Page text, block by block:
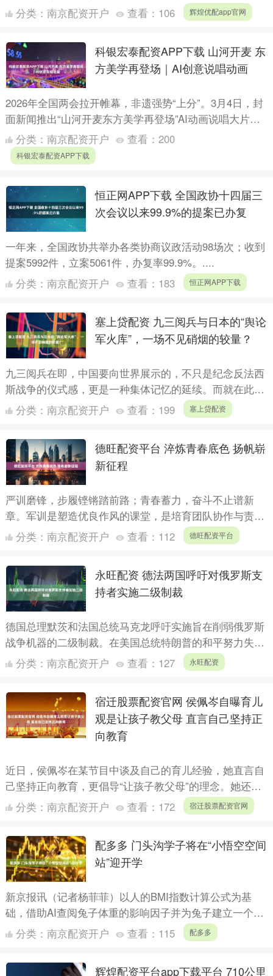
导人出席开幕会。 今年是“十五五”开局之年。开好局、起
分类： 南京配资开户 查看： 106 辉煌优配app官网
科银宏泰配资APP下载 山河开麦 东
方美学再登场｜AI创意说唱动画
2026年全国两会拉开帷幕，非遗强势“上分”。3月4日，封
面新闻推出“山河开麦东方美学再登场”AI动画说唱大片，
当千年非遗遇上潮流说唱，当传统手艺撞上数字动画，....
分类： 南京配资开户 查看： 200
科银宏泰配资APP下载
恒正网APP下载 全国政协十四届三
次会议以来99.9%的提案已办复
一年来，全国政协共举办各类协商议政活动98场次；收到
提案5992件，立案5061件，办复率99.9%。....
分类： 南京配资开户 查看： 183 恒正网APP下载
塞上贷配资 九三阅兵与日本的“舆论
军火库”，一场不见硝烟的较量？
九三阅兵在即，中国要向世界展示的，不只是纪念反法西
斯战争的仪式感，更是一种集体记忆的延续。而就在此
时，日本外务省的最新动作，格外耐人寻味。 2026财年
分类： 南京配资开户 查看： 199 塞上贷配资
德旺配资平台 淬炼青春底色 扬帆崭
新征程
严训磨锋，步履铿锵踏前路；青春蓄力，奋斗不止谱新
章。军训是塑造优良作风的课堂，是培育团队协作与责任
意识的重要载体。为全面呈现军训实效、表彰先进集体与
优秀个人，宁....
分类： 南京配资开户 查看： 112 德旺配资平台
永旺配资 德法两国呼吁对俄罗斯支
持者实施二级制裁
德国总理默茨和法国总统马克龙呼吁实施旨在削弱俄罗斯
战争机器的二级制裁。在美国总统特朗普的和平努力失败
之际，此举加大了对莫斯科的压力。根据德法内阁会议后
周五发布的....
分类： 南京配资开户 查看： 127 永旺配资
宿迁股票配资官网 侯佩岑自曝育儿
观是让孩子教父母 直言自己坚持正
向教育
近日，侯佩岑在某节目中谈及自己的育儿经验，她直言自
己坚持正向教育，更倡导“让孩子教父母”的理念。她还透
露会带着孩子们一起看《最强大脑》，在观察与思考中共
分类： 南京配资开户 查看： 172 宿迁股票配资官网
配多多 门头沟学子将在“小悟空空间
站”迎开学
新京报讯（记者杨菲菲）以人的BMI指数计算公式为基
础，借助AI查阅兔子体重的影响因子并为兔子建立一个科
学的RBMI，以监测兔子体重是否正常……这样的探索未
分类： 南京配资开户 查看： 115 配多多
辉煌配资平台app下载平台 710公里